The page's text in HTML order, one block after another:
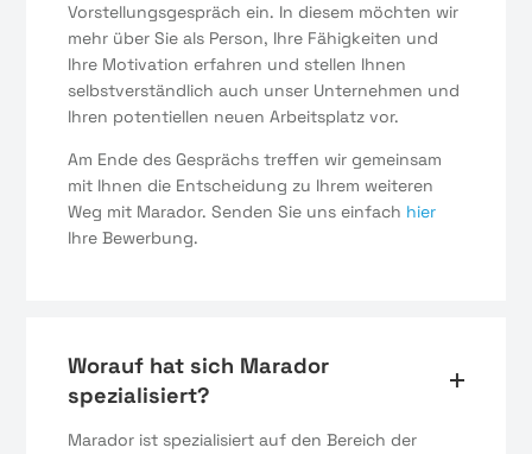
Vorstellungsgespräch ein. In diesem möchten wir
mehr über Sie als Person, Ihre Fähigkeiten und
Ihre Motivation erfahren und stellen Ihnen
selbstverständlich auch unser Unternehmen und
Ihren potentiellen neuen Arbeitsplatz vor.
Am Ende des Gesprächs treffen wir gemeinsam
mit Ihnen die Entscheidung zu Ihrem weiteren
Weg mit Marador. Senden Sie uns einfach hier
Ihre Bewerbung.
Worauf hat sich Marador
spezialisiert?
Marador ist spezialisiert auf den Bereich der